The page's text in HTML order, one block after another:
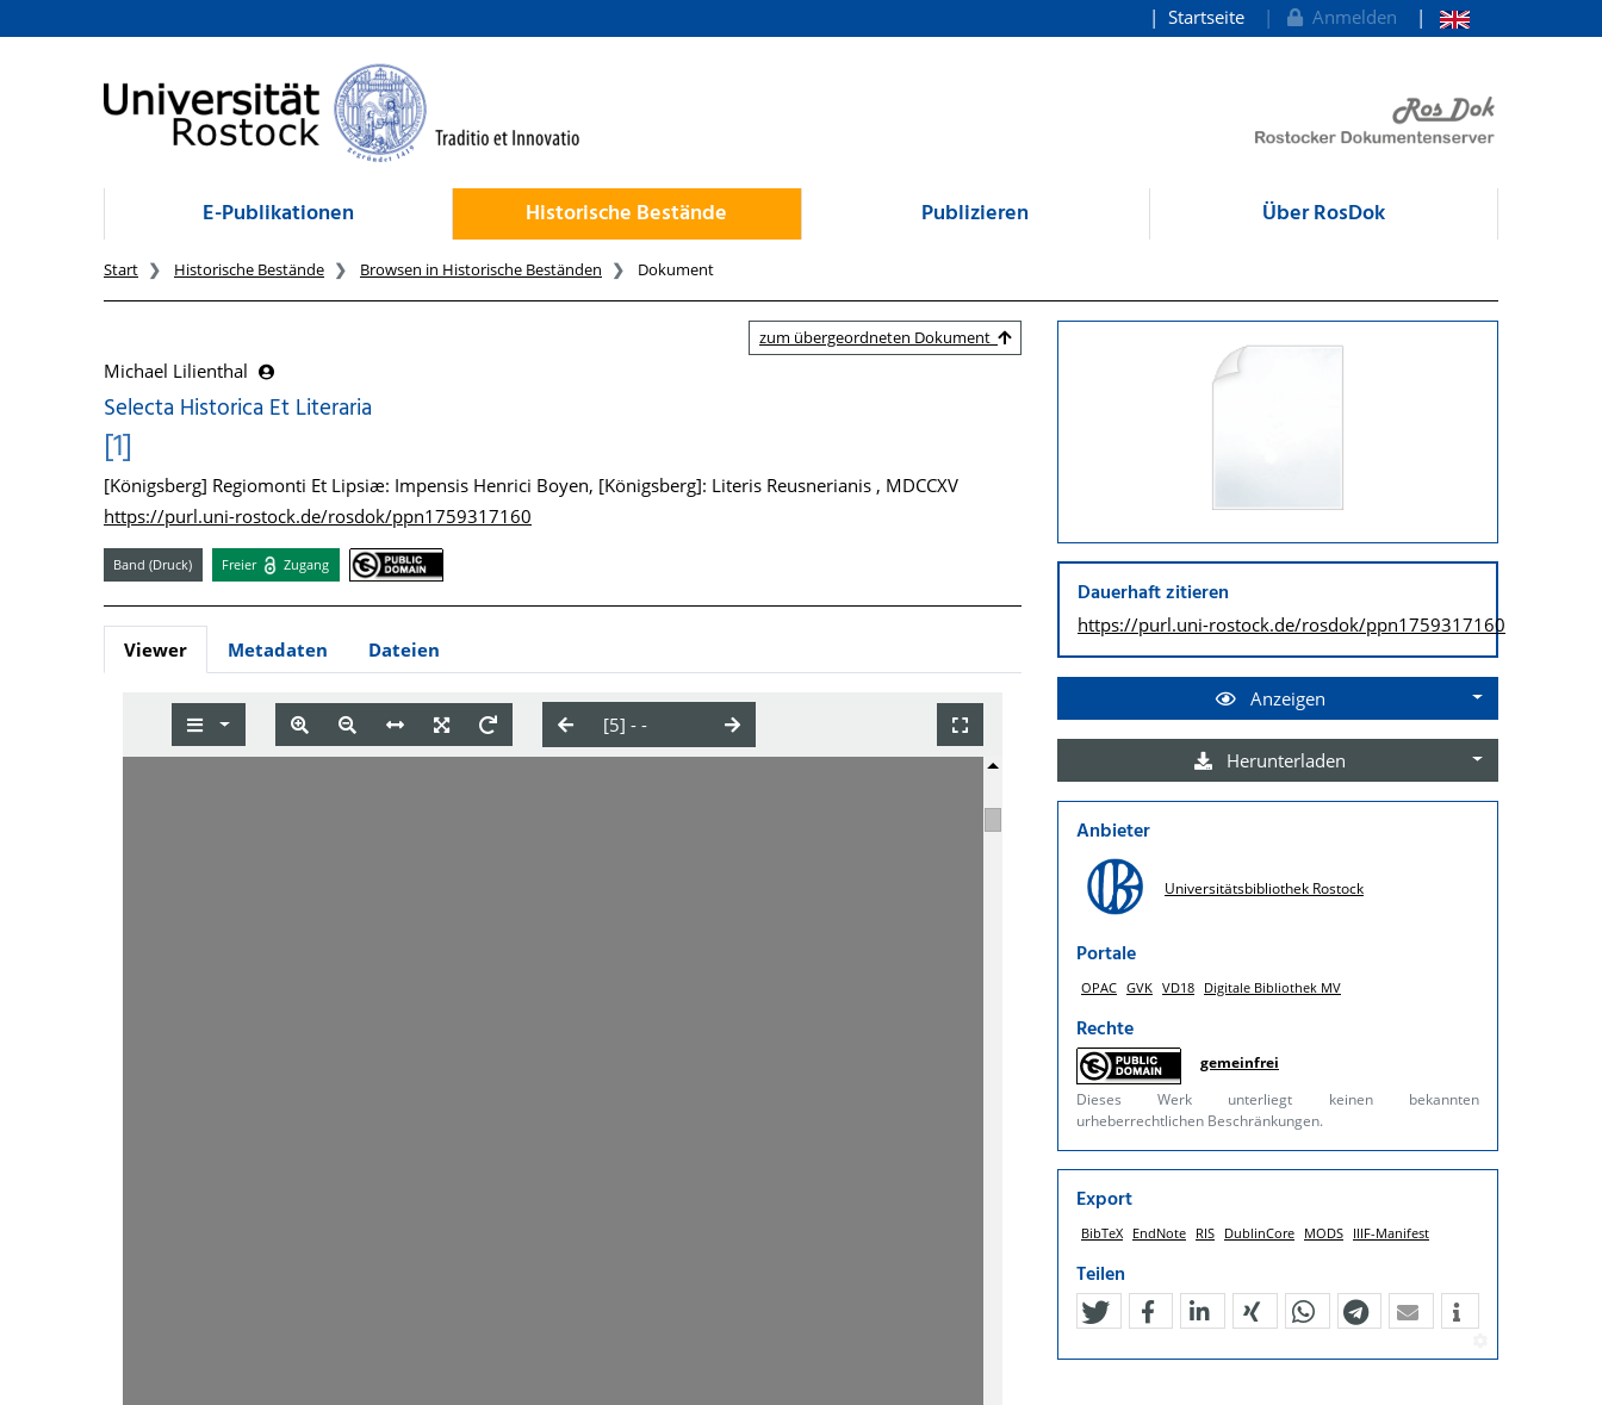
zum Inhalt
Startseite Anmelden
E-Publikationen Historische Bestände Publizieren Über RosDok
Start Historische Bestände Browsen in Historische Beständen Dokument
zum übergeordneten Dokument
Michael Lilienthal
Selecta Historica Et Literaria
[1]
[Königsberg] Regiomonti Et Lipsiæ: Impensis Henrici Boyen, [Königsberg]: Literis Reusnerianis , MDCCXV
https://purl.uni-rostock.de/rosdok/ppn1759317160
Band (Druck) Freier Zugang
Viewer Metadaten Dateien
Dauerhaft zitieren
https://purl.uni-rostock.de/rosdok/ppn1759317160
Anzeigen
Herunterladen
Anbieter
Universitätsbibliothek Rostock
Portale
OPAC GVK VD18 Digitale Bibliothek MV
Rechte
gemeinfrei
Dieses Werk unterliegt keinen bekannten
urheberrechtlichen Beschränkungen.
Export
BibTeX EndNote RIS DublinCore MODS IIIF-Manifest
Teilen